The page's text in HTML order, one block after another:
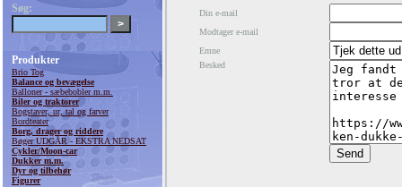
Søg:
Produkter
Brio Tog
Balance og bevægelse
Balloner - sæbebobler m.m.
Biler og traktorer
Bogstaver, ur, tal og farver
Bordteater
Borg, drager og riddere
Bøger UDGÅR - EKSTRA NEDSAT
Cykler/Moon-car
Dukker m.m.
Dyr og tilbehør
Figurer
Din e-mail
Modtager e-mail
Emne
Besked